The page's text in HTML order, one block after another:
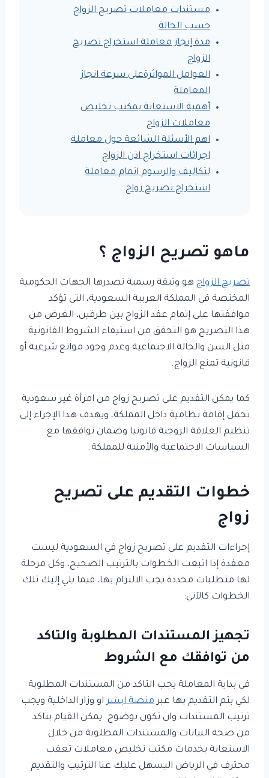
مستندات معاملات تصريح الزواج
حسب الحالة
مدة إنجاز معاملة استخراج تصريح
الزواج
العوامل المواثرةعلى سرعة انجاز
المعاملة
أهمية الاستعانة بمكتب تخليص
معاملات الزواج
اهم الأسئلة الشائعة حول معاملة
اجرائات استخراج اذن الزواج
لتكاليف والرسوم اتمام معاملة
استخراج تصريح زواج
ماهو تصريح الزواج ؟
تصريح الزواج هو وثيقة رسمية تصدرها الجهات الحكومية
المختصة في المملكة العربية السعودية، التي تؤكد
موافقتها على إتمام عقد الزواج بين طرفين، الغرض من
هذا التصريح هو التحقق من استيفاء الشروط القانونية
مثل السن والحالة الاجتماعية وعدم وجود موانع شرعية أو
قانونية تمنع الزواج.
كما يمكن التقديم على تصريح زواج من امرأة غير سعودية
تحمل إقامة نظامية داخل المملكة، ويهدف هذا الإجراء إلى
تنظيم العلاقة الزوجية قانونيا وضمان توافقها مع
السياسات الاجتماعية والأمنية للمملكة.
خطوات التقديم على تصريح
زواج
إجراءات التقديم على تصريح زواج في السعودية ليست
معقدة إذا اتبعت الخطوات بالترتيب الصحيح، وكل مرحلة
لها متطلبات محددة يجب الالتزام بها، فيما يلي إليك تلك
الخطوات كالآتي:
تجهيز المستندات المطلوبة والتاكد
من توافقك مع الشروط
في بداية المعاملة يجب التاكد من المستندات المطلوبة
لكي بتم التقديم بها عبرمنصة ابشراو وزار الداخلية ويجب
ترتيب المستندات وان تكون بوضوح. يمكن القيام بتاكد
من صحة البيانات والمستندات المطلوبة من خلال
الاستعانة بخدمات مكتب تخليص معاملات تعقب
محترف في الرياض اليسهل عليك عنا الترتيب والتقديم